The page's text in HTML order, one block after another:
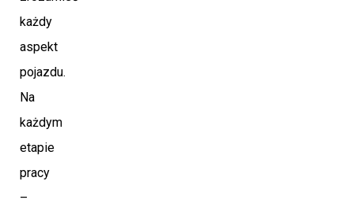
każdy
aspekt
pojazdu.
Na
każdym
etapie
pracy
–